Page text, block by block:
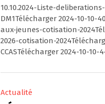
10.10.2024-Liste-
DM1Télécharger 2024-10-
aux-jeunes-cotisation-
2026-cotisation-
CCASTélécharger 2024-10-
Actualité